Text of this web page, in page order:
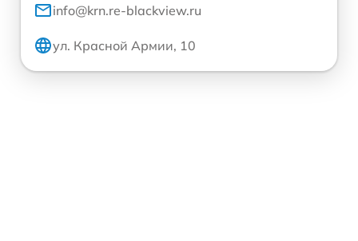
info@krn.re-blackview.ru
ул. Красной Армии, 10